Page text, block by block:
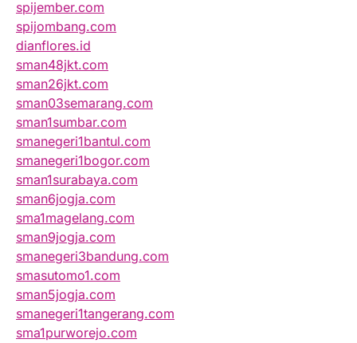
spijember.com
spijombang.com
dianflores.id
sman48jkt.com
sman26jkt.com
sman03semarang.com
sman1sumbar.com
smanegeri1bantul.com
smanegeri1bogor.com
sman1surabaya.com
sman6jogja.com
sma1magelang.com
sman9jogja.com
smanegeri3bandung.com
smasutomo1.com
sman5jogja.com
smanegeri1tangerang.com
sma1purworejo.com